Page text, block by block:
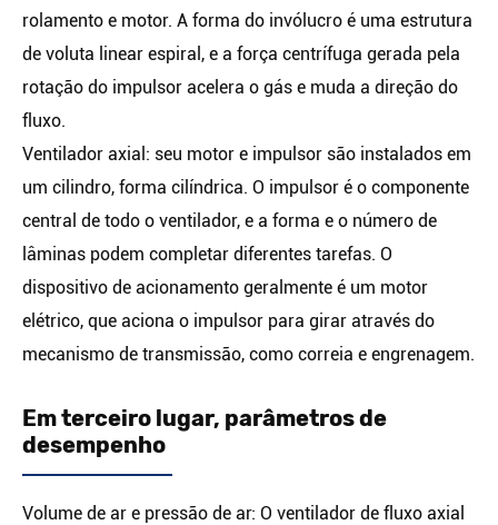
rolamento e motor. A forma do invólucro é uma estrutura
de voluta linear espiral, e a força centrífuga gerada pela
rotação do impulsor acelera o gás e muda a direção do
fluxo.
Ventilador axial: seu motor e impulsor são instalados em
um cilindro, forma cilíndrica. O impulsor é o componente
central de todo o ventilador, e a forma e o número de
lâminas podem completar diferentes tarefas. O
dispositivo de acionamento geralmente é um motor
elétrico, que aciona o impulsor para girar através do
mecanismo de transmissão, como correia e engrenagem.
Em terceiro lugar, parâmetros de
desempenho
Volume de ar e pressão de ar: O ventilador de fluxo axial